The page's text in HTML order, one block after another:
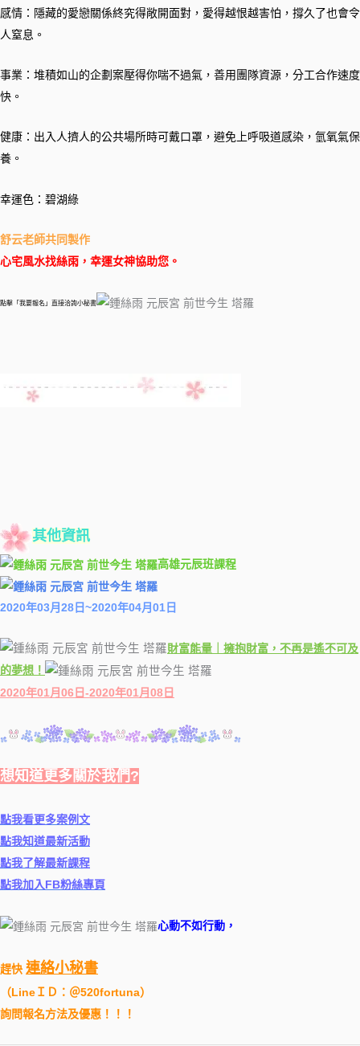
感情：隱藏的愛戀關係終究得敞開面對，愛得越恨越害怕，撐久了也會令
人窒息。
事業：堆積如山的企劃案壓得你喘不過氣，善用團隊資源，分工合作速度
快。
健康：出入人擠人的公共場所時可戴口罩，避免上呼吸道感染，氫氧氣保
養。
幸運色：碧湖綠
舒云老師共同製作
心宅風水找絲雨，幸運女神協助您。
點擊「我要報名」直接洽詢小秘書
其他資訊
高雄元辰班課程
2020年03月28日~2020年04月01日
財富能量｜擁抱財富，不再是遙不可及
的夢想！
2020年01月06日-2020年01月08日
想知道更多關於我們?
點我看更多案例文
點我知道最新活動
點我了解最新課程
點我加入FB粉絲專頁
心動不如行動，
趕快 連絡小秘書
（LineＩＤ：＠520fortuna）
詢問報名方法及優惠！！！